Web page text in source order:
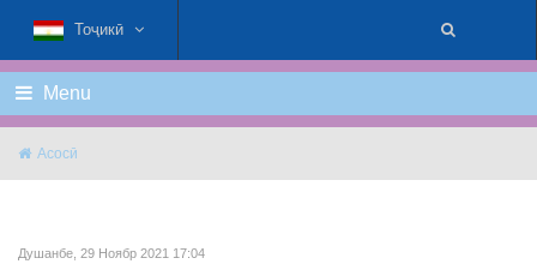
Тоҷикӣ
Menu
Асосӣ
Душанбе, 29 Ноябр 2021 17:04